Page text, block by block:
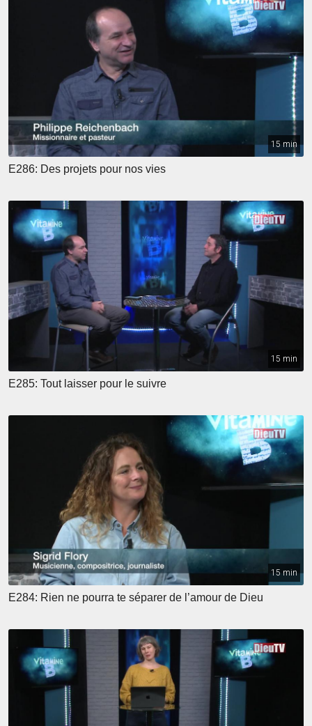
15 min
E286: Des projets pour nos vies
15 min
E285: Tout laisser pour le suivre
15 min
E284: Rien ne pourra te séparer de l’amour de Dieu